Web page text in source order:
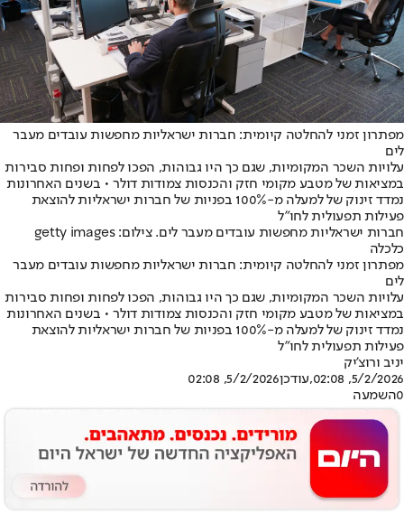
מפתרון זמני להחלטה קיומית: חברות ישראליות מחפשות עובדים מעבר
לים
עלויות השכר המקומיות, שגם כך היו גבוהות, הפכו לפחות ופחות סבירות
במציאות של מטבע מקומי חזק והכנסות צמודות דולר • בשנים האחרונות
נמדד זינוק של למעלה מ-100% בפניות של חברות ישראליות להוצאת
פעילות תפעולית לחו״ל
חברות ישראליות מחפשות עובדים מעבר לים. צילום: getty images
כלכלה
מפתרון זמני להחלטה קיומית: חברות ישראליות מחפשות עובדים מעבר
לים
עלויות השכר המקומיות, שגם כך היו גבוהות, הפכו לפחות ופחות סבירות
במציאות של מטבע מקומי חזק והכנסות צמודות דולר • בשנים האחרונות
נמדד זינוק של למעלה מ-100% בפניות של חברות ישראליות להוצאת
פעילות תפעולית לחו״ל
יניב ורוצ'יק
5/2/2026, 02:08
,עודכן5/2/2026, 02:08
0השמעה